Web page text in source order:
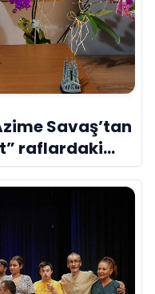
Savaş’tan
raflardaki